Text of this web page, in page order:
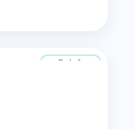
De la 0 ani